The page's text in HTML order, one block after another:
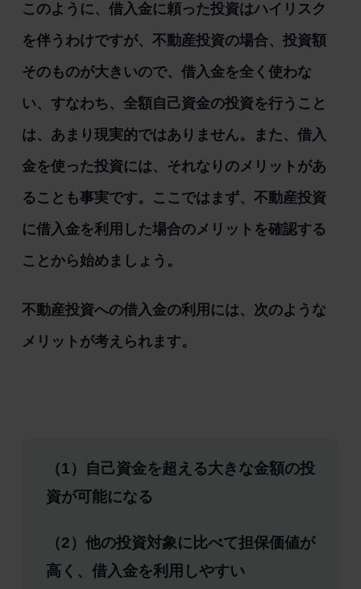
このように、借入金に頼った投資はハイリスク
を伴うわけですが、不動産投資の場合、投資額
そのものが大きいので、借入金を全く使わな
い、すなわち、全額自己資金の投資を行うこと
は、あまり現実的ではありません。また、借入
金を使った投資には、それなりのメリットがあ
ることも事実です。ここではまず、不動産投資
に借入金を利用した場合のメリットを確認する
ことから始めましょう。
不動産投資への借入金の利用には、次のような
メリットが考えられます。
（1）自己資金を超える大きな金額の投
資が可能になる
（2）他の投資対象に比べて担保価値が
高く、借入金を利用しやすい